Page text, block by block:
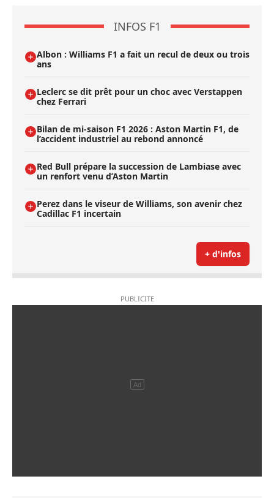
INFOS F1
Albon : Williams F1 a fait un recul de deux ou trois
ans
Leclerc se dit prêt pour un choc avec Verstappen
chez Ferrari
Bilan de mi-saison F1 2026 : Aston Martin F1, de
l’accident industriel au rebond annoncé
Red Bull prépare la succession de Lambiase avec
un renfort venu d’Aston Martin
Perez dans le viseur de Williams, son avenir chez
Cadillac F1 incertain
+ d'infos